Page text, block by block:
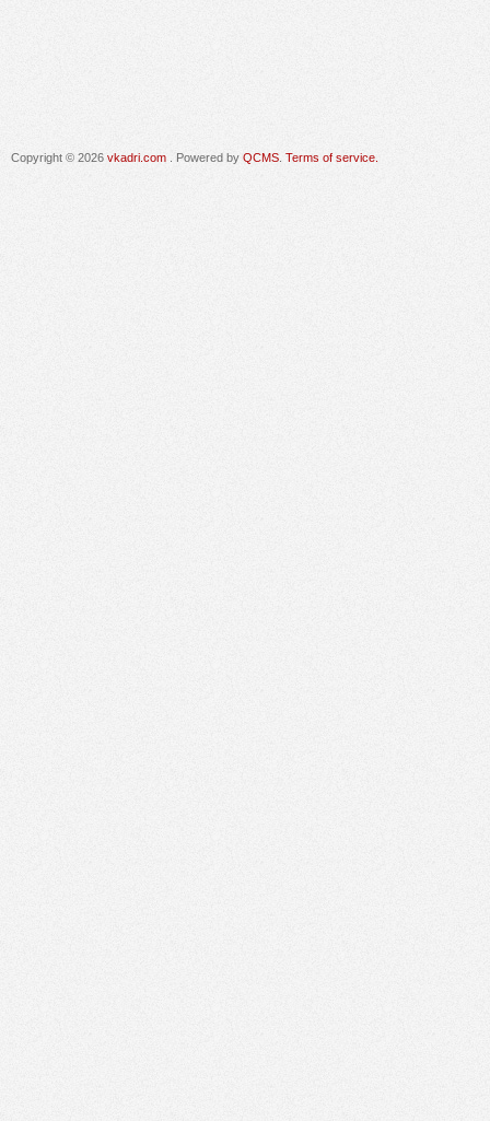
Copyright © 2026 vkadri.com . Powered by QCMS Terms of service.